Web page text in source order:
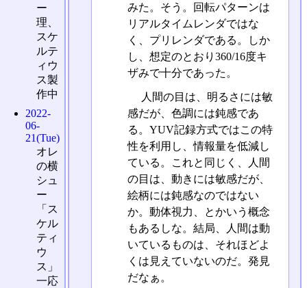
みた。そう。回転パターンは
リアルタイムレンダではな
く、プリレンダである。しか
し、想定のとおり360/16度キ
ザみで十分であった。
人間の目は、明るさには敏
感だが、色調には鈍感であ
る。YUV記録方式ではこの特
性を利用し、情報量を低減し
ている。これと同じく、人間
の目は、動きには敏感だが、
絵柄には鈍感なのではない
か。動体視力、とかいう概念
もあるしな。結局、人間は動
いているものは、それほどよ
くは見えていないのだ。発見
だなぁ。
ー
理、
スケ
ルテ
ィウ
ス製
作中
2022-
06-
21(Tue)
オレ
の横
シュ
ー
「ス
ケル
ティ
ウ
ス」
一応